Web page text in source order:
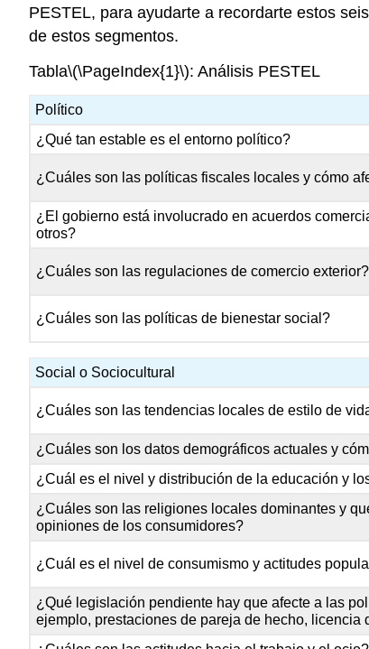
PESTEL, para ayudarte a recordarte estos
de estos segmentos.
Tabla\(\PageIndex{1}\): Análisis PESTEL
Político
¿Qué tan estable es el entorno político?
¿Cuáles son las políticas fiscales locales y cómo
¿El gobierno está involucrado en acuerdos
otros?
¿Cuáles son las regulaciones de comercio exterior?
¿Cuáles son las políticas de bienestar social?
Social o Sociocultural
¿Cuáles son las tendencias locales de estilo de
¿Cuáles son los datos demográficos actuales y
¿Cuál es el nivel y distribución de la educación y
¿Cuáles son las religiones locales dominantes y
opiniones de los consumidores?
¿Cuál es el nivel de consumismo y actitudes
¿Qué legislación pendiente hay que afecte a las
ejemplo, prestaciones de pareja de hecho, licencia